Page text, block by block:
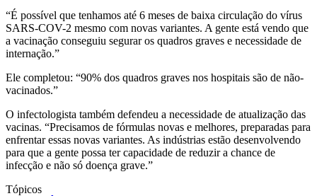
“É possível que tenhamos até 6 meses de baixa circulação do vírus
SARS-COV-2 mesmo com novas variantes. A gente está vendo que
a vacinação conseguiu segurar os quadros graves e necessidade de
internação.”
Ele completou: “90% dos quadros graves nos hospitais são de não-
vacinados.”
O infectologista também defendeu a necessidade de atualização das
vacinas. “Precisamos de fórmulas novas e melhores, preparadas para
enfrentar essas novas variantes. As indústrias estão desenvolvendo
para que a gente possa ter capacidade de reduzir a chance de
infecção e não só doença grave.”
Tópicos